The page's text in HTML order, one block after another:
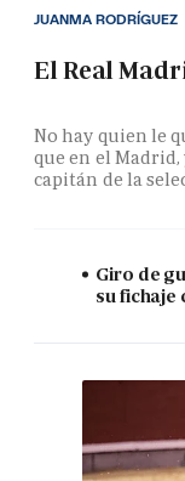
El Real
No hay quien le
que en el
capitán de la
JUANMA RODRÍGUEZ
Giro de
su fichaje